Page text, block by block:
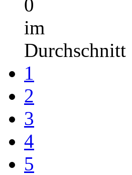
0
im
Durchschnitt
1
2
3
4
5